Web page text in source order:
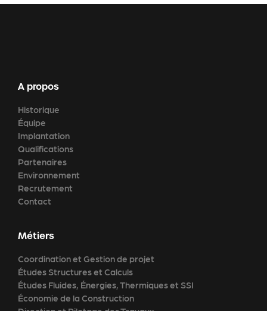
A propos
Historique
Équipe
Implantation
Qualifications
Partenaires
Environnement
Recrutement
Contact
Métiers
Coordination et Gestion de projet
Études Structures et Calculs
Études Fluides, Énergies, Thermiques et SSI
Économie de la Construction